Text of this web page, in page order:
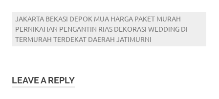
JAKARTA BEKASI DEPOK MUA HARGA PAKET MURAH
PERNIKAHAN PENGANTIN RIAS DEKORASI WEDDING DI
TERMURAH TERDEKAT DAERAH JATIMURNI
LEAVE A REPLY